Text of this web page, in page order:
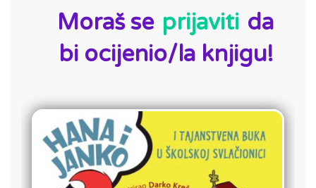
Moraš se prijaviti da
bi ocijenio/la knjigu!